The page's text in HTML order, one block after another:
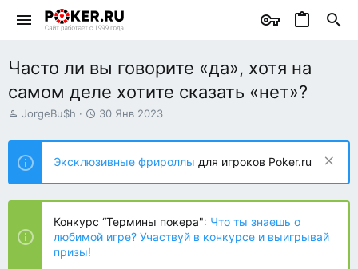
Часто ли вы говорите «да», хотя на
самом деле хотите сказать «нет»?
А
т
о
р
т
е
ы
JorgeBu$h
Д
т
н
а
ч
а
30 Янв 2023
Эксклюзивные фрироллы для игроков Poker.ru
Конкурс “Термины покера": Что ты знаешь о
любимой игре? Участвуй в конкурсе и выигрывай
призы!